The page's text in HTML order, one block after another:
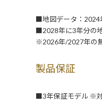
■地図データ：2024
■2028年に3年分の
※2026年/2027年の
製品保証
■3年保証モデル ※